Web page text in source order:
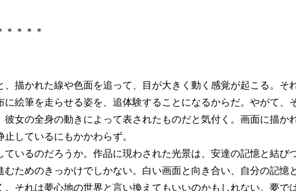
＊＊＊＊
描かれた線や色面を追って、目が大きく動く感覚が起こる。そ
絵筆を走らせる姿を、追体験することになるからだ。やがて、
女の全身の動きによって表されたものだと気付く。画面に描か
しているにもかかわらず。
いるのだろうか。作品に現わされた光景は、安達の記憶と結び
ためのきっかけでしかない。白い画面と向き合い、自分の記憶
。それは夢心地の世界と言い換えてもいいのかもしれない。夢で